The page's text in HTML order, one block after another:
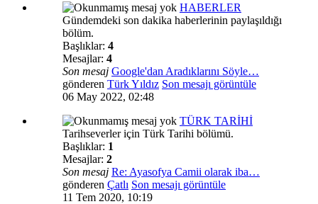
HABERLER
Gündemdeki son dakika haberlerinin paylaşıldığı
bölüm.
Başlıklar: 4
Mesajlar: 4
Son mesaj Google'dan Aradıklarını Söyle…
gönderen Türk Yıldız Son mesajı görüntüle
06 May 2022, 02:48
TÜRK TARİHİ
Tarihseverler için Türk Tarihi bölümü.
Başlıklar: 1
Mesajlar: 2
Son mesaj Re: Ayasofya Camii olarak iba…
gönderen Çatlı Son mesajı görüntüle
11 Tem 2020, 10:19